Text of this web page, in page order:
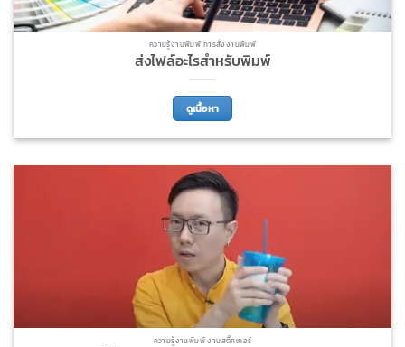
ความรู้งานพิมพ์ การสั่งงานพิมพ์
ส่งไฟล์อะไรสำหรับพิมพ์
ดูเนื้อหา
ความรู้งานพิมพ์ งานสติ๊กเกอร์